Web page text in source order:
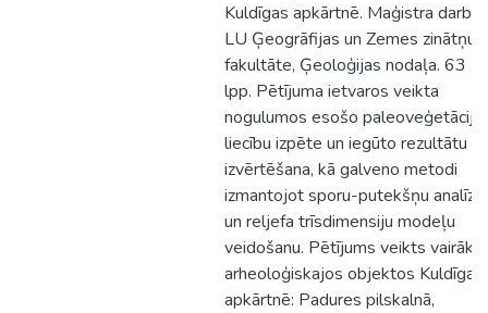
Kuldīgas apkārtnē. Maģistra darbs.
LU Ģeogrāfijas un Zemes zinātņu
fakultāte, Ģeoloģijas nodaļa. 63
lpp. Pētījuma ietvaros veikta
nogulumos esošo
liecību izpēte un iegūto rezultātu
izvērtēšana, kā galveno metodi
izmantojot sporu-putekšņu analīzi
un reljefa trīsdimensiju modeļu
veidošanu. Pētījums veikts
arheoloģiskajos objektos Kuldīgas
apkārtnē: Padures pilskalnā,